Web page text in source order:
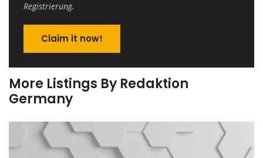
Registrierung.
Claim it now!
More Listings By Redaktion
Germany